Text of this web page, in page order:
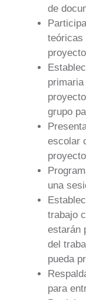
de
teóricas
grupo
escolar
una
trabajo
estarán
del
pueda
para